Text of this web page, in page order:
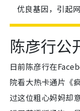
优良基因，引起网
陈彦行公
日前陈彦行在
院看大热卡通片《
过这位粗心妈妈却